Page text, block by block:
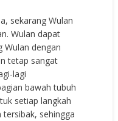
sekarang Wulan
Wulan dapat
Wulan dengan
tetap sangat
lagi
bawah tubuh
setiap langkah
tersibak, sehingga